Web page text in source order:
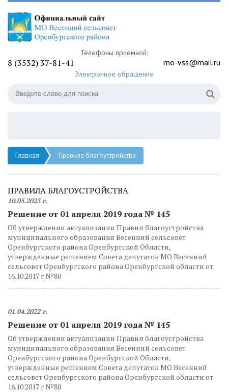
Телефоны приемной:
8 (3532) 37-81-41 mo-vss@mail.ru
Электронное обращение
Главная Правила благоустройства
ПРАВИЛА БЛАГОУСТРОЙСТВА
10.05.2023 г.
Решение от 01 апреля 2019 года № 145
Об утверждении актуализации Правил благоустройства
муниципального образования Весенний сельсовет
Оренбургского района Оренбургской Области,
утвержденные решением Совета депутатов МО Весенний
сельсовет Оренбургского района Оренбургской области от
16.10.2017 г №80
01.04.2022 г.
Решение от 01 апреля 2019 года № 145
Об утверждении актуализации Правил благоустройства
муниципального образования Весенний сельсовет
Оренбургского района Оренбургской Области,
утвержденные решением Совета депутатов МО Весенний
сельсовет Оренбургского района Оренбургской области от
16.10.2017 г №80